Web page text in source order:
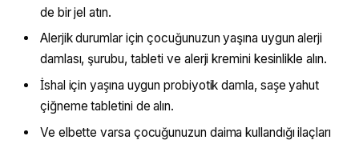
de bir jel atın.
Alerjik durumlar için çocuğunuzun yaşına uygun alerji
damlası, şurubu, tableti ve alerji kremini kesinlikle alın.
İshal için yaşına uygun probiyotik damla, saşe yahut
çiğneme tabletini de alın.
Ve elbette varsa çocuğunuzun daima kullandığı ilaçları